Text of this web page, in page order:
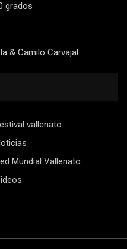
grados
& Camilo Carvajal
vallenato
Mundial Vallenato